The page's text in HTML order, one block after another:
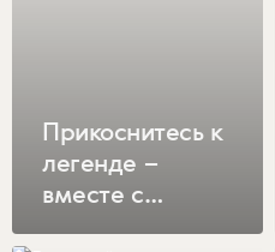
Прикоснитесь к
легенде –
вместе с